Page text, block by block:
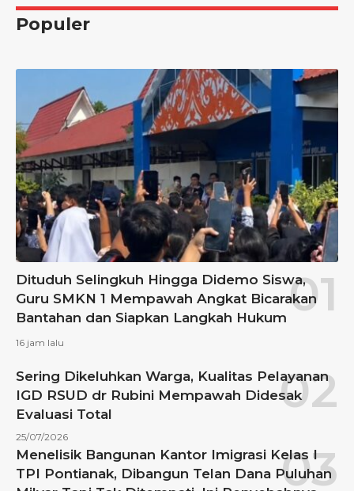
Populer
Dituduh Selingkuh Hingga Didemo Siswa,
Guru SMKN 1 Mempawah Angkat Bicarakan
Bantahan dan Siapkan Langkah Hukum
16 jam lalu
Sering Dikeluhkan Warga, Kualitas Pelayanan
IGD RSUD dr Rubini Mempawah Didesak
Evaluasi Total
25/07/2026
Menelisik Bangunan Kantor Imigrasi Kelas I
TPI Pontianak, Dibangun Telan Dana Puluhan